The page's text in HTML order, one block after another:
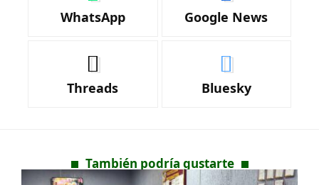
WhatsApp Google News
Threads Bluesky
También podría gustarte